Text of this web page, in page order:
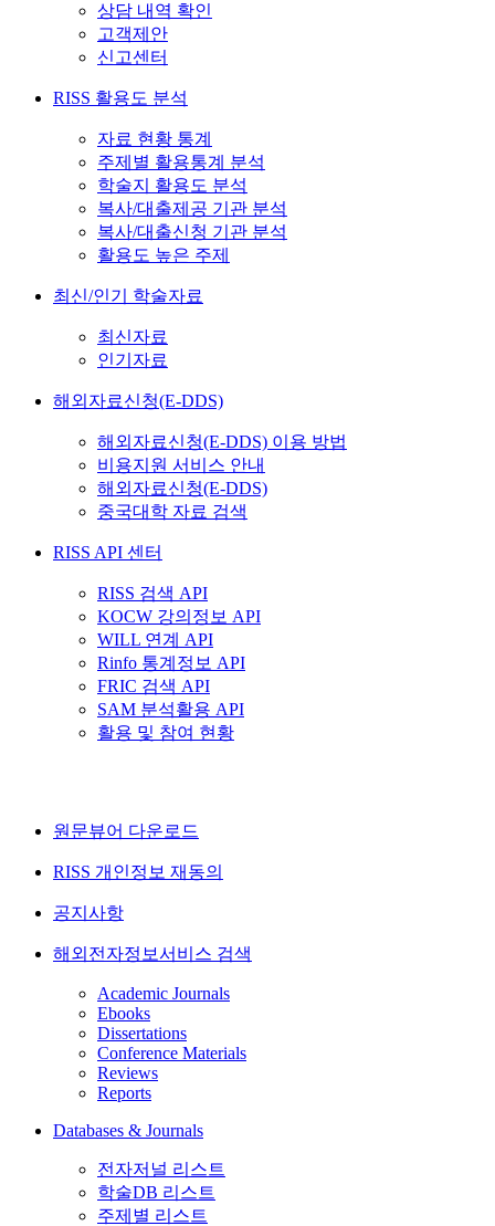
상담 내역 확인
고객제안
신고센터
RISS 활용도 분석
자료 현황 통계
주제별 활용통계 분석
학술지 활용도 분석
복사/대출제공 기관 분석
복사/대출신청 기관 분석
활용도 높은 주제
최신/인기 학술자료
최신자료
인기자료
해외자료신청(E-DDS)
해외자료신청(E-DDS) 이용 방법
비용지원 서비스 안내
해외자료신청(E-DDS)
중국대학 자료 검색
RISS API 센터
RISS 검색 API
KOCW 강의정보 API
WILL 연계 API
Rinfo 통계정보 API
FRIC 검색 API
SAM 분석활용 API
활용 및 참여 현황
원문뷰어 다운로드
RISS 개인정보 재동의
공지사항
해외전자정보서비스 검색
Academic Journals
Ebooks
Dissertations
Conference Materials
Reviews
Reports
Databases & Journals
전자저널 리스트
학술DB 리스트
주제별 리스트